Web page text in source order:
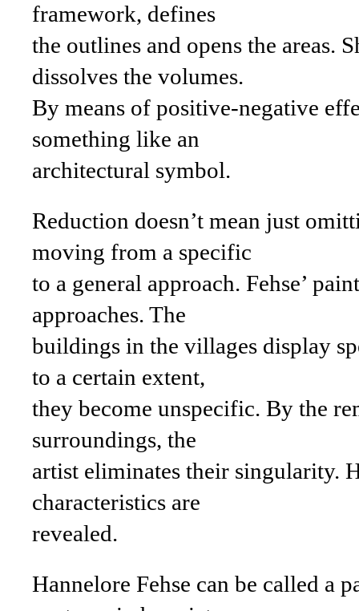
framework, defines
the outlines and opens the areas.
dissolves the volumes.
By means of positive-negative
something like an
architectural symbol.
Reduction doesn’t mean just
moving from a specific
to a general approach. Fehse’
approaches. The
buildings in the villages display
to a certain extent,
they become unspecific. By the
surroundings, the
artist eliminates their singularity.
characteristics are
revealed.
Hannelore Fehse can be called a